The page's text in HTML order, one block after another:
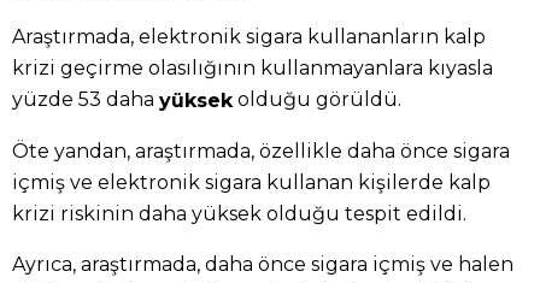
Araştırmada, elektronik sigara kullananların kalp
krizi geçirme olasılığının kullanmayanlara kıyasla
yüzde 53 daha yüksek olduğu görüldü.
Öte yandan, araştırmada, özellikle daha önce sigara
içmiş ve elektronik sigara kullanan kişilerde kalp
krizi riskinin daha yüksek olduğu tespit edildi.
Ayrıca, araştırmada, daha önce sigara içmiş ve halen